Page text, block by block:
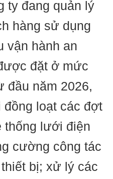
ty đang quản lý
hàng sử dụng
vận hành an
đặt ở mức
đầu năm 2026,
đồng loạt các đợt
thống lưới điện
cường công tác
bị; xử lý các